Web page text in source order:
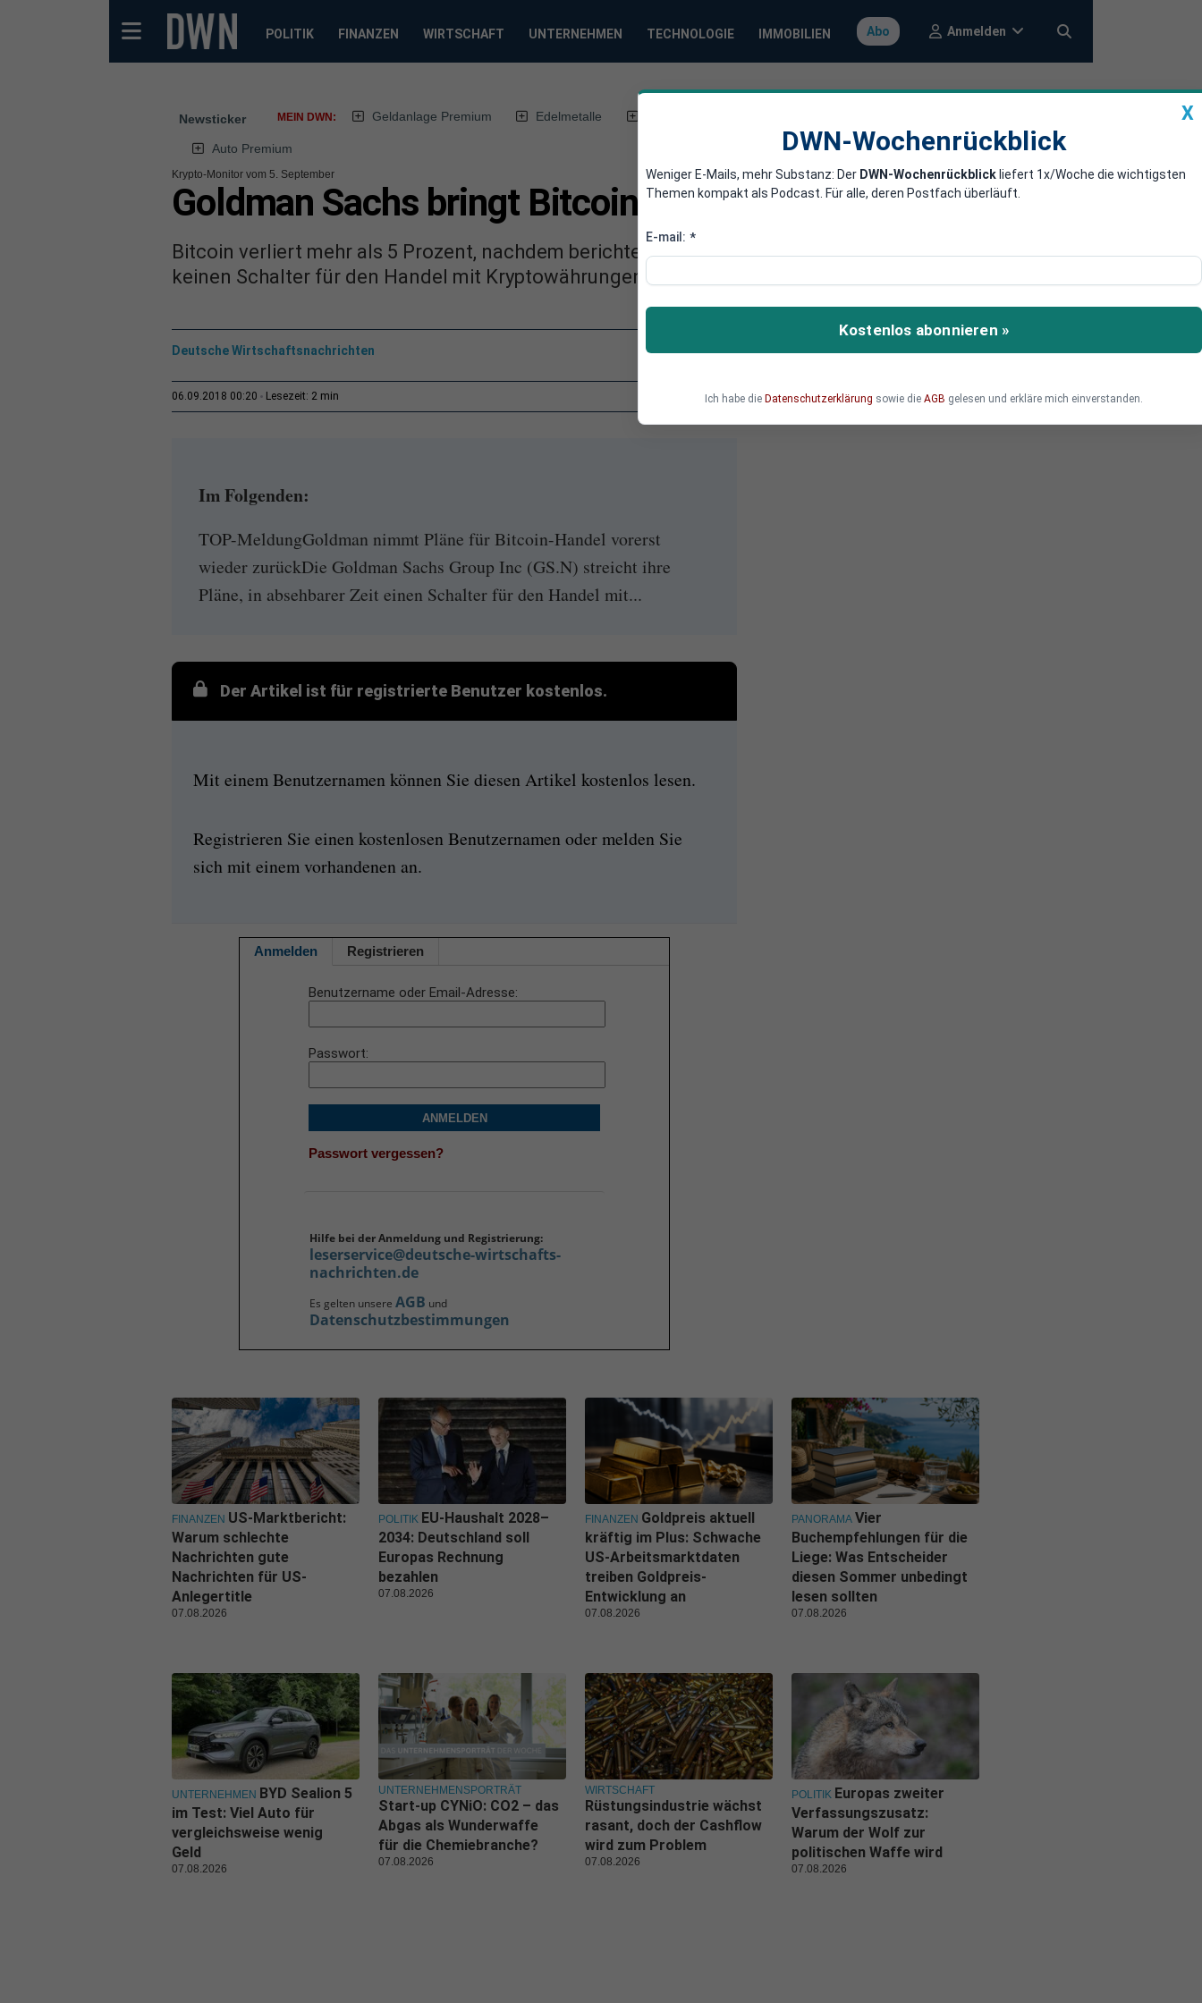
POLITIK FINANZEN WIRTSCHAFT UNTERNEHMEN TECHNOLOGIE IMMOBILIEN Abo Anmelden
Newsticker MEIN DWN: Geldanlage Premium Edelmetalle
Auto Premium
Krypto-Monitor vom 5. September
Goldman Sachs bringt Bitcoin zum Absturz
Bitcoin verliert mehr als 5 Prozent, nachdem berichtet wurde, dass Goldman Sachs vorerst
keinen Schalter für den Handel mit Kryptowährungen eröffnet.
Deutsche Wirtschaftsnachrichten
06.09.2018 00:20 Lesezeit: 2 min
Im Folgenden:
TOP-MeldungGoldman nimmt Pläne für Bitcoin-Handel vorerst
wieder zurückDie Goldman Sachs Group Inc (GS.N) streicht ihre
Pläne, in absehbarer Zeit einen Schalter für den Handel mit...
Der Artikel ist für registrierte Benutzer kostenlos.
Mit einem Benutzernamen können Sie diesen Artikel kostenlos lesen.
Registrieren Sie einen kostenlosen Benutzernamen oder melden Sie
sich mit einem vorhandenen an.
Anmelden Registrieren
Benutzername oder Email-Adresse
Passwort
ANMELDEN
Passwort vergessen?
Hilfe bei der Anmeldung und Registrierung:
leserservice@deutsche-wirtschafts-
nachrichten.de
Es gelten unsere AGB und
Datenschutzbestimmungen
X
DWN-Wochenrückblick
Weniger E-Mails, mehr Substanz: Der DWN-Wochenrückblick liefert 1x/Woche die wichtigsten
Themen kompakt als Podcast. Für alle, deren Postfach überläuft.
E-mail: *
Kostenlos abonnieren »
Ich habe die Datenschutzerklärung sowie die AGB gelesen und erkläre mich einverstanden.
FINANZEN US-Marktbericht:
Warum schlechte
Nachrichten gute
Nachrichten für US-
Anlegertitle
07.08.2026
POLITIK EU-Haushalt 2028–
2034: Deutschland soll
Europas Rechnung
bezahlen
07.08.2026
FINANZEN Goldpreis aktuell
kräftig im Plus: Schwache
US-Arbeitsmarktdaten
treiben Goldpreis-
Entwicklung an
07.08.2026
PANORAMA Vier
Buchempfehlungen für die
Liege: Was Entscheider
diesen Sommer unbedingt
lesen sollten
07.08.2026
UNTERNEHMEN BYD Sealion 5
im Test: Viel Auto für
vergleichsweise wenig
Geld
07.08.2026
UNTERNEHMENSPORTRÄT
Start-up CYNiO: CO2 – das
Abgas als Wunderwaffe
für die Chemiebranche?
07.08.2026
WIRTSCHAFT
Rüstungsindustrie wächst
rasant, doch der Cashflow
wird zum Problem
07.08.2026
POLITIK Europas zweiter
Verfassungszusatz:
Warum der Wolf zur
politischen Waffe wird
07.08.2026